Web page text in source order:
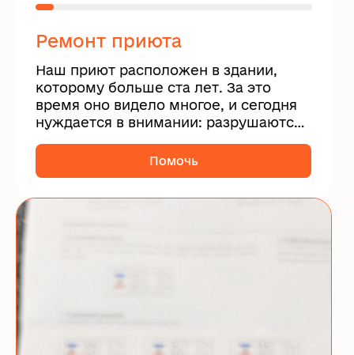
Ремонт приюта
Наш приют расположен в здании,
которому больше ста лет. За это
время оно видело многое, и сегодня
нуждается в внимании: разрушаются
Помочь